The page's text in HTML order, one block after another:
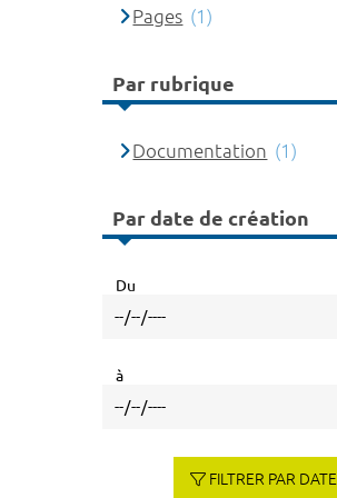
Pages (1)
Par rubrique
Documentation (1)
Par date de création
Du
à
FILTRER PAR DATE